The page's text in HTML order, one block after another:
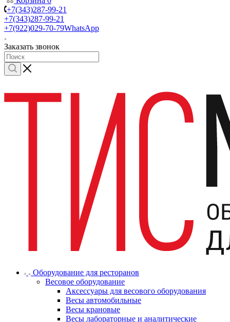
+7(343)287-99-21
+7(343)287-99-21
+7(922)029-70-79WhatsApp
Заказать звонок
Оборудование для ресторанов
Весовое оборудование
Аксессуары для весового оборудования
Весы автомобильные
Весы крановые
Весы лабораторные и аналитические